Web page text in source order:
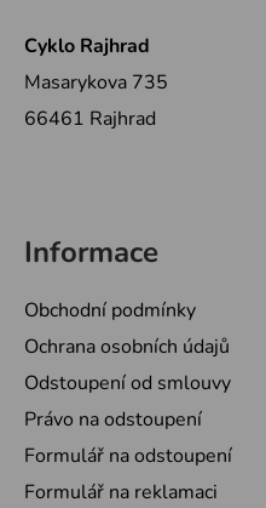
Cyklo Rajhrad
Masarykova 735
66461 Rajhrad
Informace
Obchodní podmínky
Ochrana osobních údajů
Odstoupení od smlouvy
Právo na odstoupení
Formulář na odstoupení
Formulář na reklamaci